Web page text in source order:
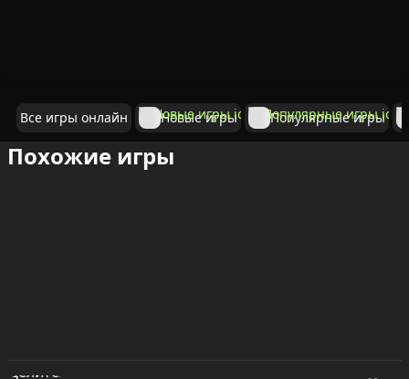
Все игры онлайн Новые игры Популярные игры
Похожие игры